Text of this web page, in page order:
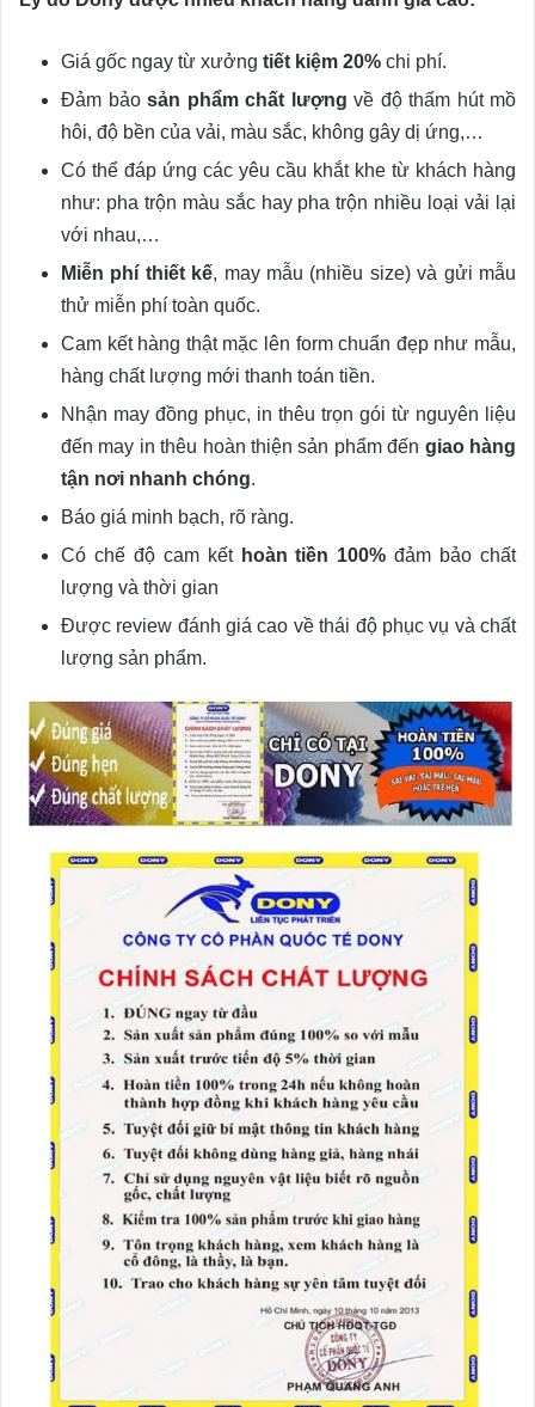
Giá gốc ngay từ xưởng tiết kiệm 20% chi phí.
Đảm bảo sản phẩm chất lượng về độ thấm hút mồ
hôi, độ bền của vải, màu sắc, không gây dị ứng,…
Có thể đáp ứng các yêu cầu khắt khe từ khách hàng
như: pha trộn màu sắc hay pha trộn nhiều loại vải lại
với nhau,…
Miễn phí thiết kế, may mẫu (nhiều size) và gửi mẫu
thử miễn phí toàn quốc.
Cam kết hàng thật mặc lên form chuẩn đẹp như mẫu,
hàng chất lượng mới thanh toán tiền.
Nhận may đồng phục, in thêu trọn gói từ nguyên liệu
đến may in thêu hoàn thiện sản phẩm đến giao hàng
tận nơi nhanh chóng.
Báo giá minh bạch, rõ ràng.
Có chế độ cam kết hoàn tiền 100% đảm bảo chất
lượng và thời gian
Được review đánh giá cao về thái độ phục vụ và chất
lượng sản phẩm.